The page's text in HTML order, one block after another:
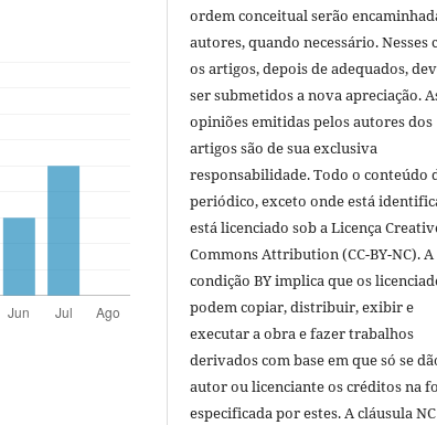
ordem conceitual serão
autores, quando necessário. Nesses
os artigos, depois de adequados,
ser submetidos a nova apreciação.
opiniões emitidas pelos autores dos
artigos são de sua exclusiva
responsabilidade. Todo o conteúdo
periódico, exceto onde está
está licenciado sob a Licença
Commons Attribution (CC-BY-NC). A
condição BY implica que os
podem copiar, distribuir, exibir e
executar a obra e fazer trabalhos
derivados com base em que só se
autor ou licenciante os créditos na
especificada por estes. A cláusula NC